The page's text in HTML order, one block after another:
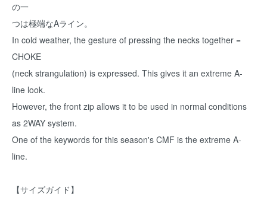
の一
つは極端なAライン。
In cold weather, the gesture of pressing the necks together =
CHOKE
(neck strangulation) is expressed. This gives it an extreme A-
line look.
However, the front zip allows it to be used in normal conditions
as 2WAY system.
One of the keywords for this season's CMF is the extreme A-
line.
【サイズガイド】